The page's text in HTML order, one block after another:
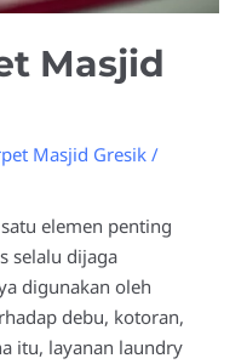
Masjid
Masjid Gresik /
elemen penting
selalu dijaga
digunakan oleh
debu, kotoran,
itu, layanan laundry